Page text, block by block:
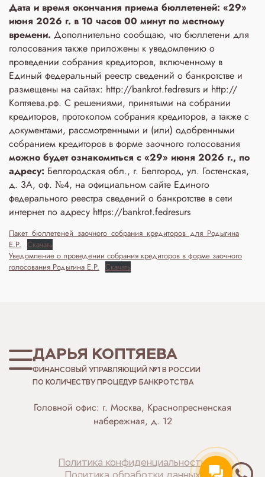
Дата и время окончания приема бюллетеней: «29»
июня 2026 г. в 10 часов 00 минут по местному
времени. Дополнительно сообщаю, что бюллетени для
голосования также приложены к уведомлению о
проведении собрания кредиторов, включенному в
Единый федеральный реестр сведений о банкротстве и
размещены на сайтах: http://bankrot.fedresurs и http://
Коптяева.рф. С решениями, принятыми на собрании
кредиторов, протоколом собрания кредиторов, а также с
документами, рассмотренными и (или) одобренными
собранием кредиторов в форме заочного голосования
можно будет ознакомиться с «29» июня 2026 г., по
адресу: Белгородская обл., г. Белгород, ул. Гостенская,
д. 3A, оф. №4, на официальном сайте Единого
федерального реестра сведений о банкротстве в сети
интернет по адресу https://bankrot.fedresurs
Пакет_бюллетеней_заочного_собрания_кредиторов_для_Родыгина
Е.Р. Скачать
Уведомление о проведении собрания кредиторов в форме заочного
голосования Родыгина Е.Р. Скачать
ДАРЬЯ КОПТЯЕВА
ФИНАНСОВЫЙ УПРАВЛЯЮЩИЙ №1 В РОССИИ
ПО КОЛИЧЕСТВУ ПРОЦЕДУР БАНКРОТСТВА
Головной офис: г. Москва, Краснопресненская
набережная, д. 12
Политика конфиденциальности